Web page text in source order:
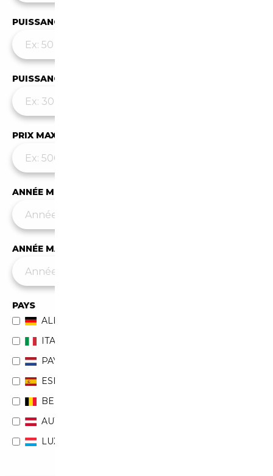
PUISSANCE MIN
PUISSANCE MAX
PRIX MAX (€)
ANNÉE MIN
ANNÉE MAX
PAYS
ALLEMAGNE
ITALIE
PAYS-BAS
ESPAGNE
BELGIQUE
AUTRICHE
LUXEMBOURG